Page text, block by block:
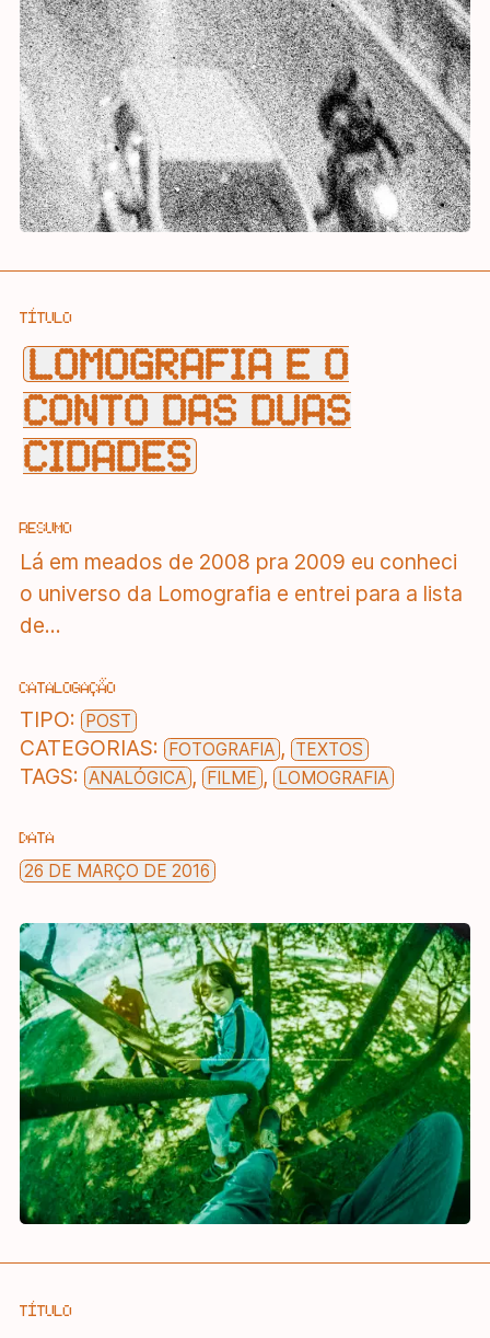
TÍTULO
LOMOGRAFIA E O
CONTO DAS DUAS
CIDADES
RESUMO
Lá em meados de 2008 pra 2009 eu conheci
o universo da Lomografia e entrei para a lista
de...
CATALOGAÇÃO
TIPO: POST
CATEGORIAS: FOTOGRAFIA , TEXTOS
TAGS: ANALÓGICA , FILME , LOMOGRAFIA
DATA
26 DE MARÇO DE 2016
TÍTULO